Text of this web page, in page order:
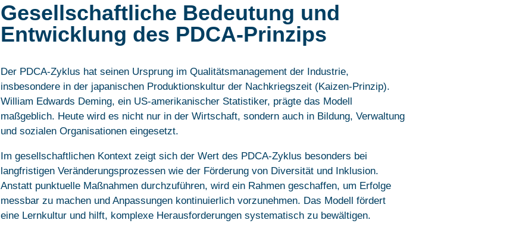
Gesellschaftliche Bedeutung und
Entwicklung des PDCA-Prinzips
Der PDCA-Zyklus hat seinen Ursprung im Qualitätsmanagement der Industrie,
insbesondere in der japanischen Produktionskultur der Nachkriegszeit (Kaizen-Prinzip).
William Edwards Deming, ein US-amerikanischer Statistiker, prägte das Modell
maßgeblich. Heute wird es nicht nur in der Wirtschaft, sondern auch in Bildung, Verwaltung
und sozialen Organisationen eingesetzt.
Im gesellschaftlichen Kontext zeigt sich der Wert des PDCA-Zyklus besonders bei
langfristigen Veränderungsprozessen wie der Förderung von Diversität und Inklusion.
Anstatt punktuelle Maßnahmen durchzuführen, wird ein Rahmen geschaffen, um Erfolge
messbar zu machen und Anpassungen kontinuierlich vorzunehmen. Das Modell fördert
eine Lernkultur und hilft, komplexe Herausforderungen systematisch zu bewältigen.